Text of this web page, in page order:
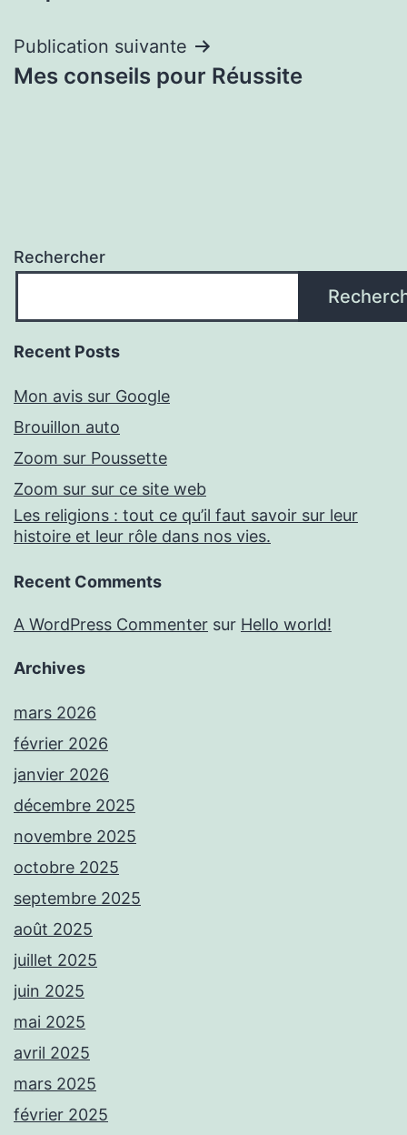
Publication suivante
Mes conseils pour Réussite
Rechercher
Recent Posts
Mon avis sur Google
Brouillon auto
Zoom sur Poussette
Zoom sur sur ce site web
Les religions : tout ce qu’il faut savoir sur leur
histoire et leur rôle dans nos vies.
Recent Comments
A WordPress Commenter sur Hello world!
Archives
mars 2026
février 2026
janvier 2026
décembre 2025
novembre 2025
octobre 2025
septembre 2025
août 2025
juillet 2025
juin 2025
mai 2025
avril 2025
mars 2025
février 2025